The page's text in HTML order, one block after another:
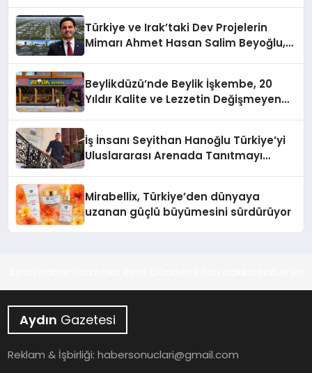
Türkiye ve Irak’taki Dev Projelerin
Mimarı Ahmet Hasan Salim Beyoğlu,
Hayata Geçirecek
Beylikdüzü’nde Beylik İşkembe, 20
Yıldır Kalite ve Lezzetin Değişmeyen
İş İnsanı Seyithan Hanoğlu Türkiye’yi
Uluslararası Arenada Tanıtmayı
Mirabellix, Türkiye’den dünyaya
uzanan güçlü büyümesini sürdürüyor
Aydın Gazetesi
Reklam & İşbirliği:habersonuclari@gmail.com